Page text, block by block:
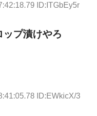
ID:ITGbEy5r
プ漬けやろ
ID:EWkicX/3